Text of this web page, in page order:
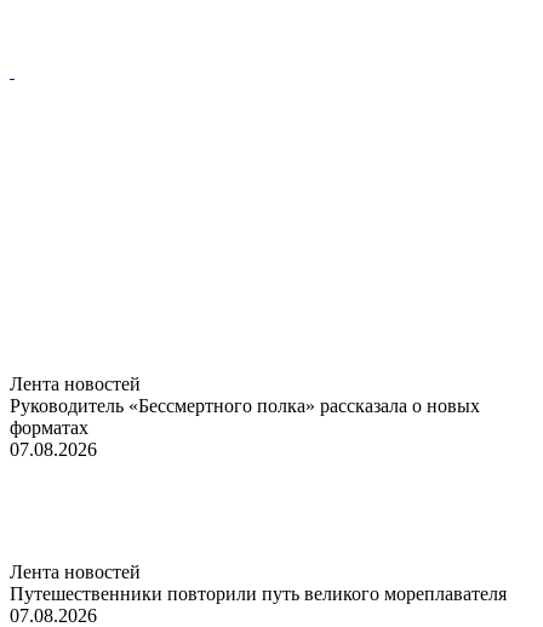
Лента новостей
Руководитель «Бессмертного полка» рассказала о новых
форматах
07.08.2026
Лента новостей
Путешественники повторили путь великого мореплавателя
07.08.2026